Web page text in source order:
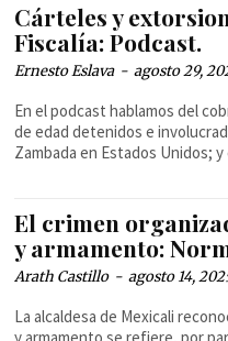
Cárteles y
Fiscalía: Podcast.
Ernesto Eslava - agosto 29,
En el podcast hablamos del
de edad detenidos e
Zambada en Estados Unidos;
El crimen
y armamento:
Arath Castillo - agosto 14,
La alcaldesa de Mexicali